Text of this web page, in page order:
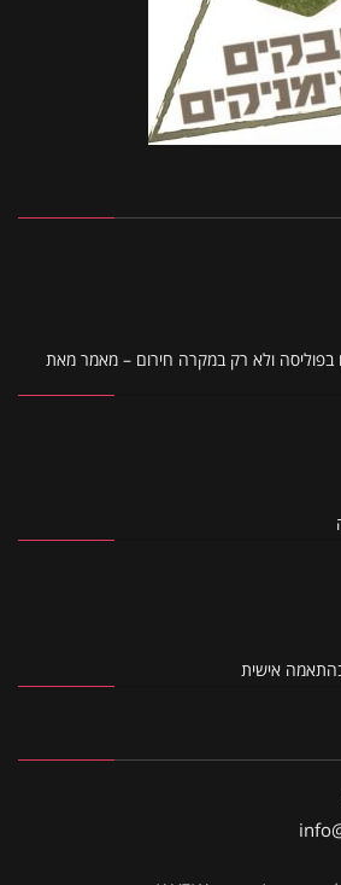
בפוליסה ולא רק במקרה חירום – מאמר מאת
אישית